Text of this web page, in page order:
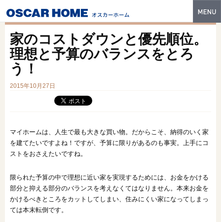
特長
建築実例
販売中の物件
スマートセレクト
家のコストダウンと優先順位。
理想と予算のバランスをとろ
う！
2015年10月27日
マイホームは、人生で最も大きな買い物。だからこそ、納得のいく家
を建てたいですよね！ですが、予算に限りがあるのも事実。上手にコ
ストをおさえたいですね。
限られた予算の中で理想に近い家を実現するためには、お金をかける
部分と抑える部分のバランスを考えなくてはなりません。本来お金を
かけるべきところをカットしてしまい、住みにくい家になってしまっ
ては本末転倒です。